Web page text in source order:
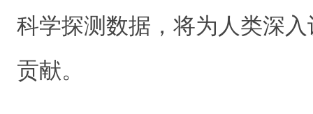
科学探测数据，将为人类深
贡献。